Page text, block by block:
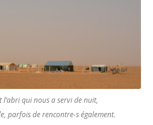
qui nous a servi de nuit,
parfois de rencontre-s également.